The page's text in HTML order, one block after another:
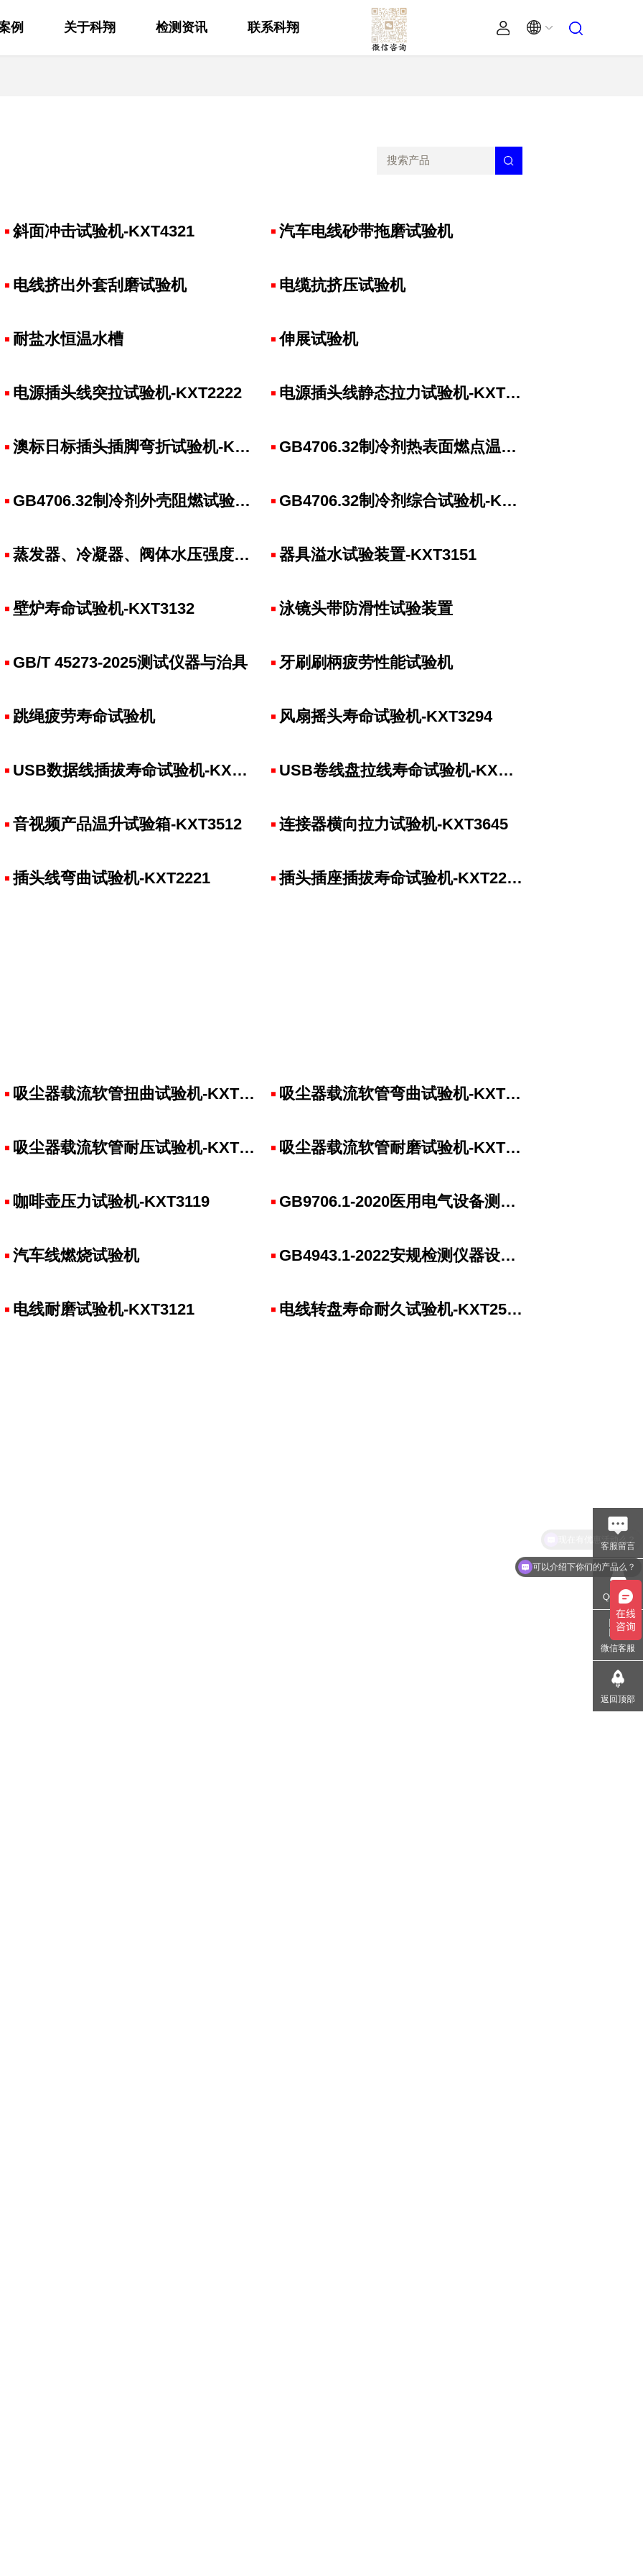
例 关于科翔 检测资讯 联系科翔
斜面冲击试验机-KXT4321 汽车电线砂带拖磨试验机
电线挤出外套刮磨试验机 电缆抗挤压试验机
耐盐水恒温水槽 伸展试验机
电源插头线突拉试验机-KXT2222 电源插头线静态拉力试验机-KXT2223
澳标日标插头插脚弯折试验机-KXT2351 GB4706.32制冷剂热表面燃点温度试验机-KXT3254
GB4706.32制冷剂外壳阻燃试验机-KXT3255 GB4706.32制冷剂综合试验机-KXT3254
蒸发器、冷凝器、阀体水压强度与爆破试验机-KXT3251 器具溢水试验装置-KXT3151
壁炉寿命试验机-KXT3132 泳镜头带防滑性试验装置
GB/T 45273-2025测试仪器与治具 牙刷刷柄疲劳性能试验机
跳绳疲劳寿命试验机 风扇摇头寿命试验机-KXT3294
USB数据线插拔寿命试验机-KXT3812 USB卷线盘拉线寿命试验机-KXT3811
音视频产品温升试验箱-KXT3512 连接器横向拉力试验机-KXT3645
插头线弯曲试验机-KXT2221 插头插座插拔寿命试验机-KXT2233
吸尘器载流软管扭曲试验机-KXT3124 吸尘器载流软管弯曲试验机-KXT3123
吸尘器载流软管耐压试验机-KXT3122 吸尘器载流软管耐磨试验机-KXT3121
咖啡壶压力试验机-KXT3119 GB9706.1-2020医用电气设备测试设备
汽车线燃烧试验机 GB4943.1-2022安规检测仪器设备清单
电线耐磨试验机-KXT3121 电线转盘寿命耐久试验机-KXT2501
客服留言
QQ交谈
微信客服
返回顶部
可以介绍下你们的产品么？